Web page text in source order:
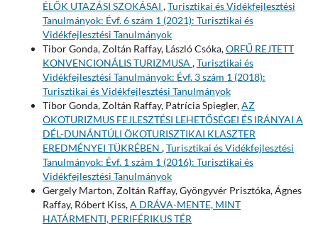
ÉLŐK UTAZÁSI SZOKÁSAI ,Turisztikai és Vidékfejlesztési
Tanulmányok: Évf. 6 szám 1 (2021): Turisztikai és
Vidékfejlesztési Tanulmányok
Tibor Gonda, Zoltán Raffay, László Csóka,ORFŰ REJTETT
KONVENCIONÁLIS TURIZMUSA ,Turisztikai és
Vidékfejlesztési Tanulmányok: Évf. 3 szám 1 (2018):
Turisztikai és Vidékfejlesztési Tanulmányok
Tibor Gonda, Zoltán Raffay, Patrícia Spiegler,AZ
ÖKOTURIZMUS FEJLESZTÉSI LEHETŐSÉGEI ÉS IRÁNYAI A
DÉL-DUNÁNTÚLI ÖKOTURISZTIKAI KLASZTER
EREDMÉNYEI TÜKRÉBEN ,Turisztikai és Vidékfejlesztési
Tanulmányok: Évf. 1 szám 1 (2016): Turisztikai és
Vidékfejlesztési Tanulmányok
Gergely Marton, Zoltán Raffay, Gyöngyvér Prisztóka, Ágnes
Raffay, Róbert Kiss,A DRÁVA-MENTE, MINT
HATÁRMENTI, PERIFÉRIKUS TÉR